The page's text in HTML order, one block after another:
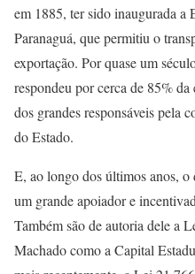
em 1885, ter sido inaugurada a
Paranaguá, que permitiu o
exportação. Por quase um
respondeu por cerca de 85%
dos grandes responsáveis pela
do Estado.
E, ao longo dos últimos anos,
um grande apoiador e
Também são de autoria dele a
Machado como a Capital